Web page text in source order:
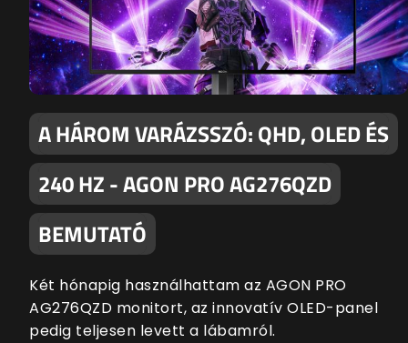
A HÁROM VARÁZSSZÓ: QHD, OLED ÉS
240 HZ - AGON PRO AG276QZD
BEMUTATÓ
Két hónapig használhattam az AGON PRO
AG276QZD monitort, az innovatív OLED-panel
pedig teljesen levett a lábamról.